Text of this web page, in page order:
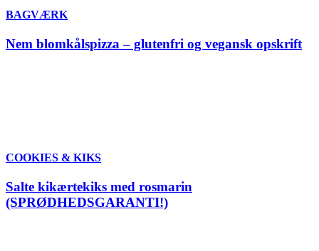
BAGVÆRK
Nem blomkålspizza – glutenfri og vegansk opskrift
COOKIES & KIKS
Salte kikærtekiks med rosmarin
(SPRØDHEDSGARANTI!)